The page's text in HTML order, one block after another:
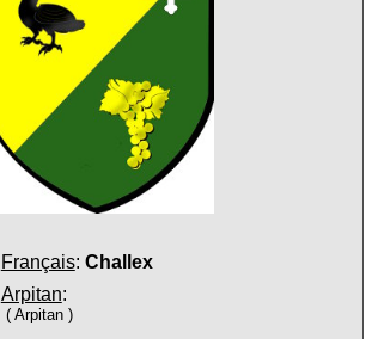
Français: Challex
Arpitan:
( Arpitan )